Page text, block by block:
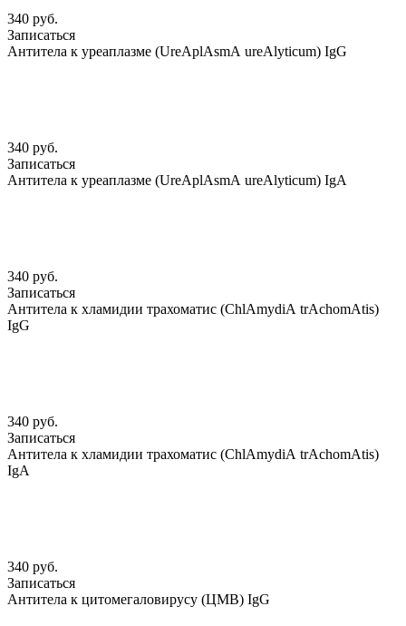
340 руб.
Записаться
Антитела к уреаплазме (UreАplАsmА ureАlyticum) IgG
340 руб.
Записаться
Антитела к уреаплазме (UreАplАsmА ureАlyticum) IgА
340 руб.
Записаться
Антитела к хламидии трахоматис (ChlАmydiА trАchomАtis)
IgG
340 руб.
Записаться
Антитела к хламидии трахоматис (ChlАmydiА trАchomАtis)
IgА
340 руб.
Записаться
Антитела к цитомегаловирусу (ЦМВ) IgG